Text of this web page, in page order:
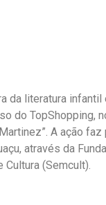
da literatura infantil
do TopShopping,
A ação faz
através da
(Semcult).